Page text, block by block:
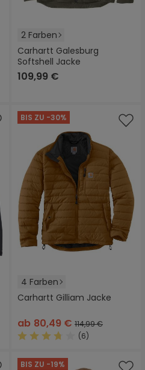
2 Farben
Carhartt Galesburg
Softshell Jacke
109,99 €
BIS ZU -30%
4 Farben
Carhartt Gilliam Jacke
ab 80,49 € 114,99 €
(6)
BIS ZU -19%